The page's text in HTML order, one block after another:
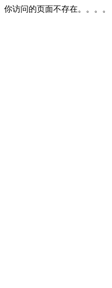
你访问的页面不存在。。。。